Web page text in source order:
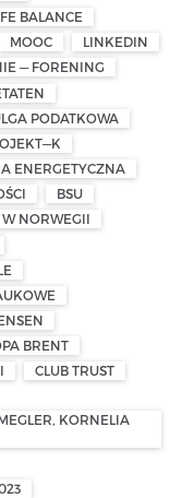
BALANCE
MOOC
LINKEDIN
— FORENING
PODATKOWA
ENERGETYCZNA
BSU
NORWEGII
BRENT
CLUB TRUST
KORNELIA